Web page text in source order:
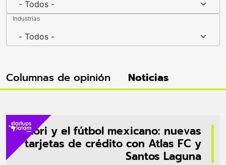
Industrias
Columnas de opinión Noticias
Stori y el fútbol mexicano: nuevas
tarjetas de crédito con Atlas FC y
Santos Laguna